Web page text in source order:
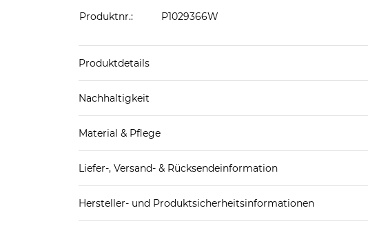
Produktnr.: P1029366W
Produktdetails
Nachhaltigkeit
Mehr Information zu diesen Angaben findest du
Material & Pflege
Pflegekennzeichnung:
Liefer-, Versand- & Rücksendeinformation
Hersteller- und Produktsicherheitsinformationen